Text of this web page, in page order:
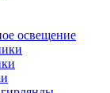
освещение